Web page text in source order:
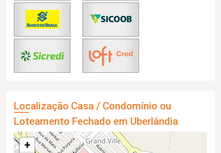
Localização Casa / Condomínio ou
Loteamento Fechado em Uberlândia
+